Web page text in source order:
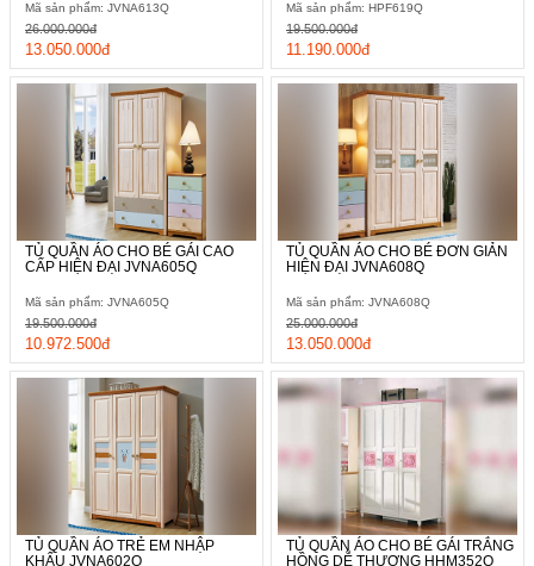
Mã sản phẩm: JVNA613Q
13.050.000đ
26.000.000đ
Mã sản phẩm: HPF619Q
11.190.000đ
19.500.000đ
TỦ QUẦN ÁO CHO BÉ GÁI CAO
CẤP HIỆN ĐẠI JVNA605Q
Mã sản phẩm: JVNA605Q
10.972.500đ
19.500.000đ
TỦ QUẦN ÁO CHO BÉ ĐƠN GIẢN
HIỆN ĐẠI JVNA608Q
Mã sản phẩm: JVNA608Q
13.050.000đ
25.000.000đ
TỦ QUẦN ÁO TRẺ EM NHẬP
KHẨU JVNA602Q
TỦ QUẦN ÁO CHO BÉ GÁI TRẮNG
HỒNG DỄ THƯƠNG HHM352Q